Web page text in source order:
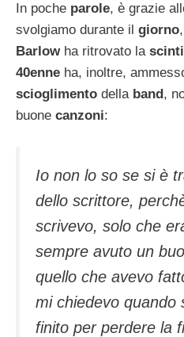
In poche parole, è grazie
svolgiamo durante il giorno
Barlow ha ritrovato la
40enne ha, inoltre,
scioglimento della band ,
buone canzoni:
Io non lo so se si è
dello scrittore,
scrivevo, solo che
sempre avuto un
quello che avevo
mi chiedevo quando
finito per perdere la